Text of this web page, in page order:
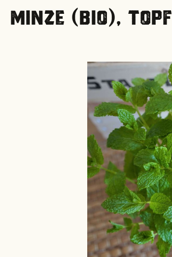
MINZE (BIO), TOPF
Bildergalerie überspringen